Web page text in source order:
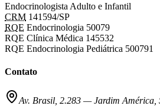
Endocrinologista Adulto e Infantil
CRM 141594/SP
RQE Endocrinologia 50079
RQE Clínica Médica 145532
RQE Endocrinologia Pediátrica 500791
Contato
Av. Brasil, 2.283 —Jardim América,